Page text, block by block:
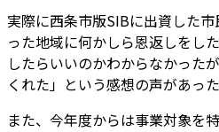
実際に西条市版SIBに出資した
った地域に何かしら恩返しをし
したらいいのかわからなかった
くれた」という感想の声があった
また、今年度からは事業対象を